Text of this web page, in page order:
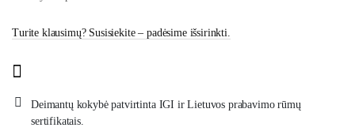
Turite klausimų? Susisiekite – padėsime išsirinkti.
Deimantų kokybė patvirtinta IGI ir Lietuvos prabavimo rūmų
sertifikatais.